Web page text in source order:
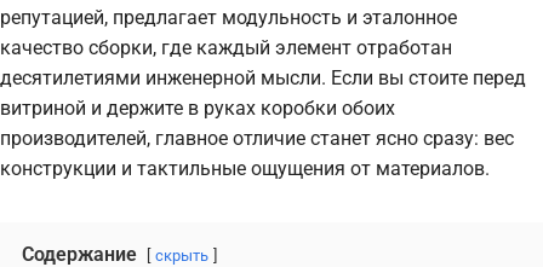
репутацией, предлагает модульность и эталонное
качество сборки, где каждый элемент отработан
десятилетиями инженерной мысли. Если вы стоите перед
витриной и держите в руках коробки обоих
производителей, главное отличие станет ясно сразу: вес
конструкции и тактильные ощущения от материалов.
Содержание скрыть